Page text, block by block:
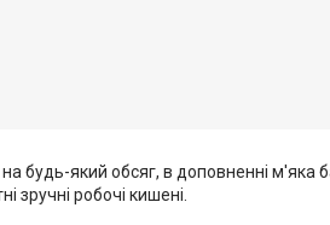
будь-який обсяг, в доповненні м'яка
зручні робочі кишені.